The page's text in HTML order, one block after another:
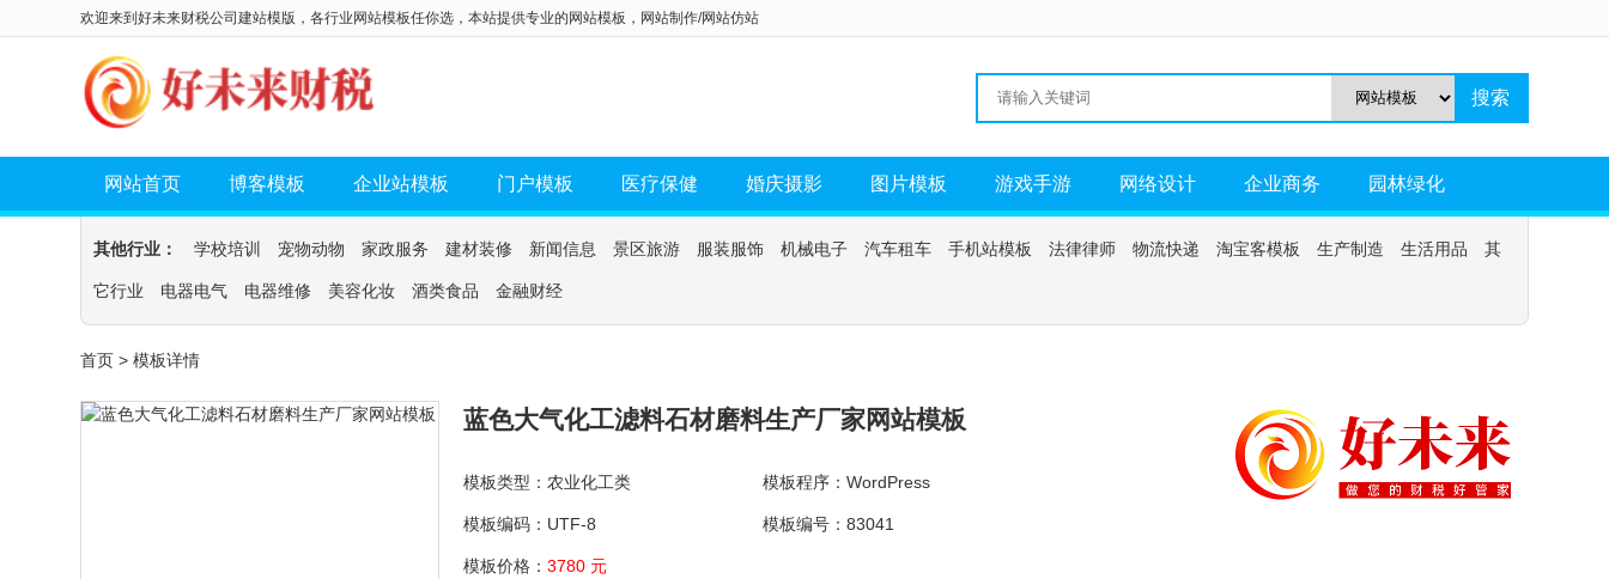
欢迎来到好未来财税公司建站模版，各行业网站模板任你选，本站提供专业的 网站模板 ， 网站制作/网站仿站
网站首页 博客模板 企业站模板 门户模板 医疗保健 婚庆摄影 图片模板 游戏手游 网络设计 企业商务 园林绿化
其他行业： 学校培训 宠物动物 家政服务 建材装修 新闻信息 景区旅游 服装服饰 机械电子 汽车租车 手机站模板 法律律师 物流快递 淘宝客模板 生产制造 生活用品 其
它行业 电器电气 电器维修 美容化妆 酒类食品 金融财经
首页 > 模板详情
蓝色大气化工滤料石材磨料生产厂家网站模板
模板类型：农业化工类 模板程序：WordPress
模板编码：UTF-8 模板编号：83041
模板价格： 3780 元